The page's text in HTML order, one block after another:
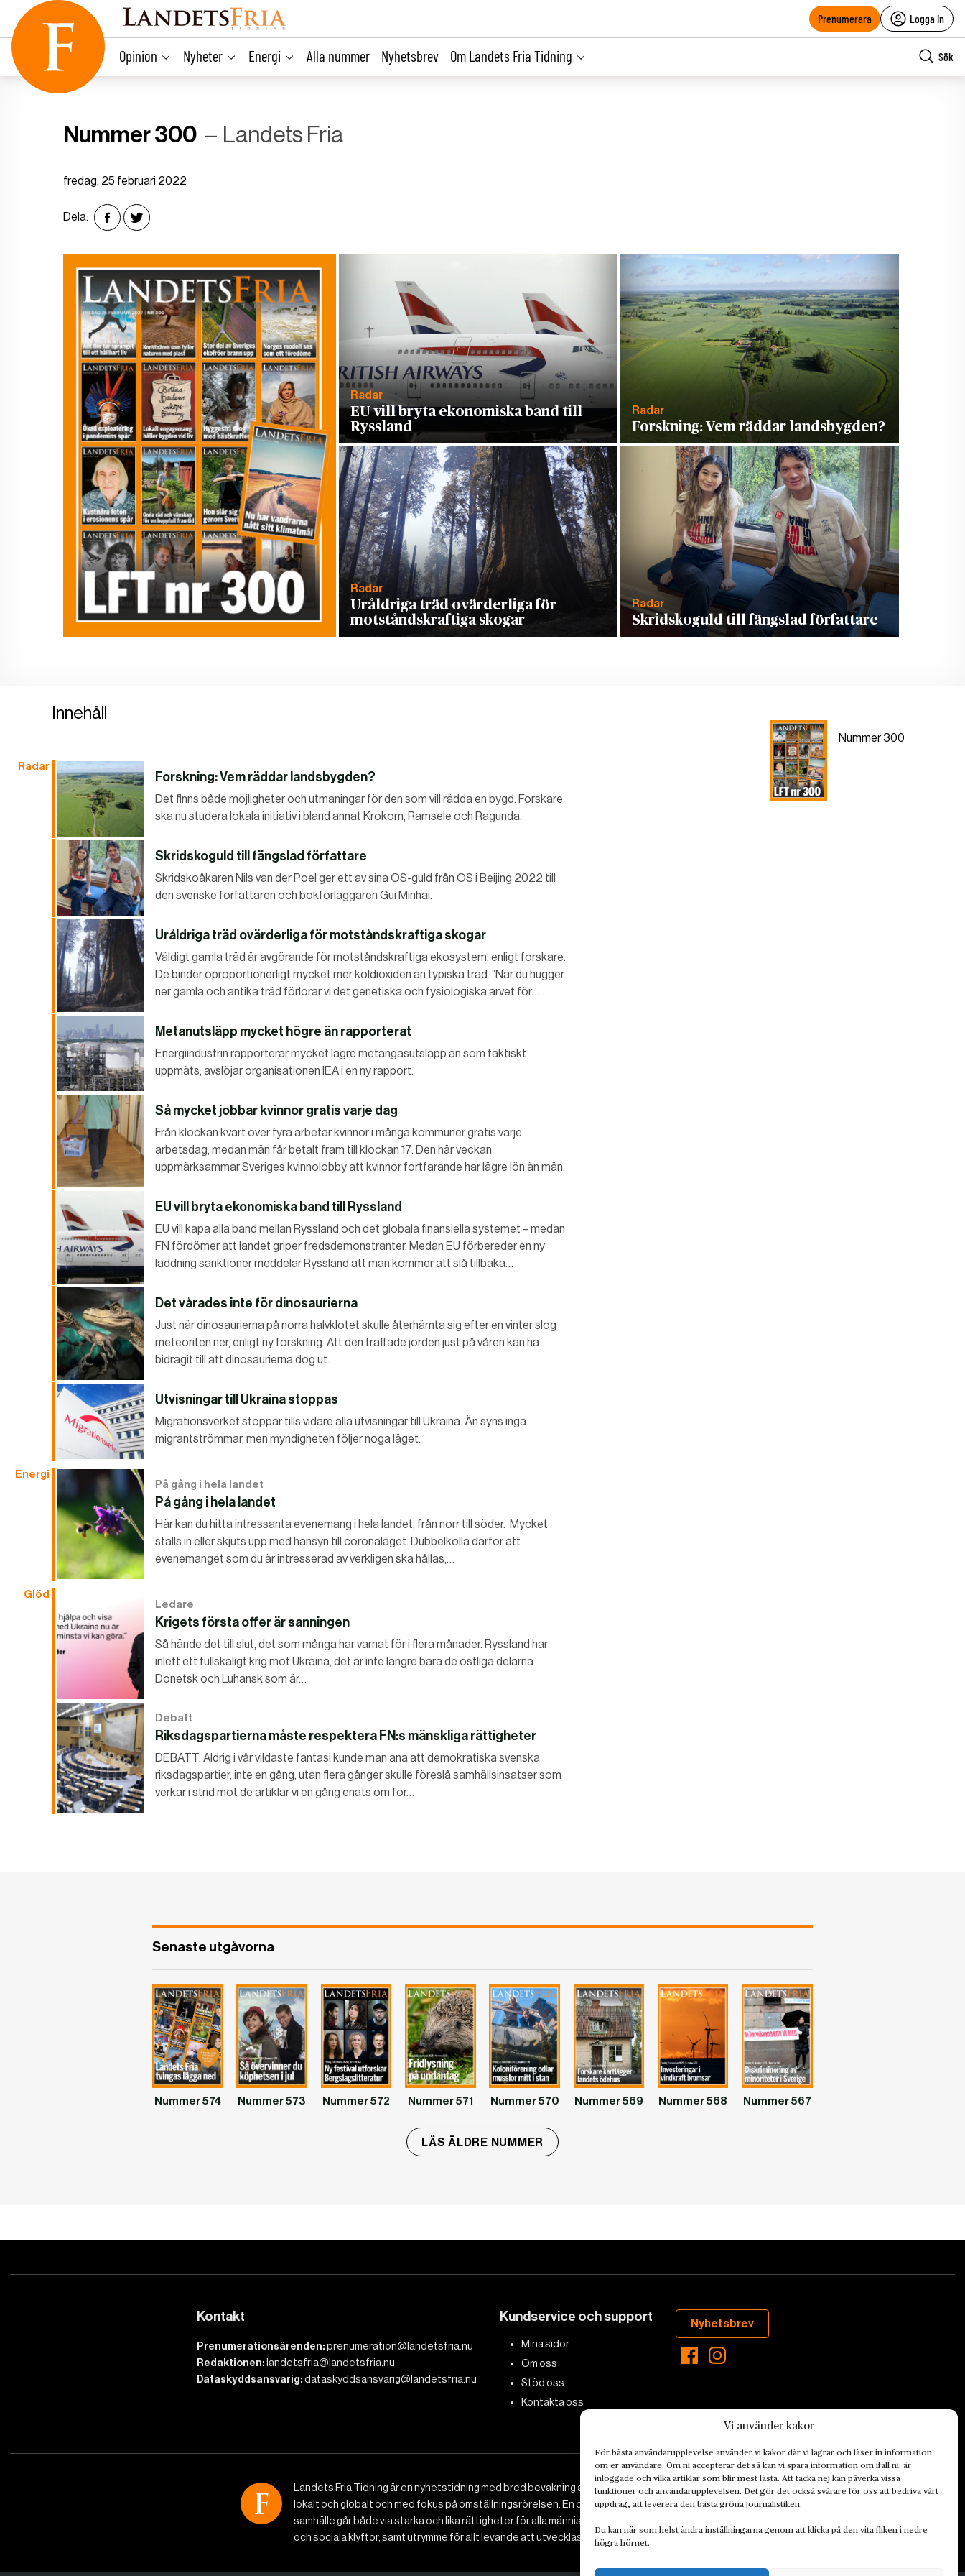
Vi använder kakor
För bästa användarupplevelse använder vi kakor där vi lagrar och läser in information
om er användare. Om ni accepterar det så kan vi spara information om ifall ni är
inloggade och vilka artiklar som blir mest lästa. Att tacka nej kan påverka vissa
funktioner och användarupplevelsen. Det gör det också svårare för oss att bedriva vårt
uppdrag, att leverera den bästa gröna journalistiken.
Du kan när som helst ändra inställningarna genom att klicka på den vita fliken i nedre
högra hörnet.
content
Prenumerera Logga in
Opinion Nyheter Energi Alla nummer Nyhetsbrev Om Landets Fria Tidning Sök
Nummer 300 Landets Fria
fredag, 25 februari 2022
Dela:
Radar
EU vill bryta ekonomiska band till
Ryssland
Radar
Forskning: Vem räddar landsbygden?
Radar
Uråldriga träd ovärderliga för
motståndskraftiga skogar
Radar
Skridskoguld till fängslad författare
Nummer 300
Innehåll
Radar
Forskning: Vem räddar landsbygden?
Det finns både möjligheter och utmaningar för den som vill rädda en bygd. Forskare
ska nu studera lokala initiativ i bland annat Krokom, Ramsele och Ragunda.
Skridskoguld till fängslad författare
Skridskoåkaren Nils van der Poel ger ett av sina OS-guld från OS i Beijing 2022 till
den svenske författaren och bokförläggaren Gui Minhai.
Uråldriga träd ovärderliga för motståndskraftiga skogar
Väldigt gamla träd är avgörande för motståndskraftiga ekosystem, enligt forskare.
De binder oproportionerligt mycket mer koldioxiden än typiska träd. ”När du hugger
ner gamla och antika träd förlorar vi det genetiska och fysiologiska arvet för…
Metanutsläpp mycket högre än rapporterat
Energiindustrin rapporterar mycket lägre metangasutsläpp än som faktiskt
uppmäts, avslöjar organisationen IEA i en ny rapport.
Så mycket jobbar kvinnor gratis varje dag
Från klockan kvart över fyra arbetar kvinnor i många kommuner gratis varje
arbetsdag, medan män får betalt fram till klockan 17. Den här veckan
uppmärksammar Sveriges kvinnolobby att kvinnor fortfarande har lägre lön än män.
EU vill bryta ekonomiska band till Ryssland
EU vill kapa alla band mellan Ryssland och det globala finansiella systemet – medan
FN fördömer att landet griper fredsdemonstranter. Medan EU förbereder en ny
laddning sanktioner meddelar Ryssland att man kommer att slå tillbaka…
Det vårades inte för dinosaurierna
Just när dinosaurierna på norra halvklotet skulle återhämta sig efter en vinter slog
meteoriten ner, enligt ny forskning. Att den träffade jorden just på våren kan ha
bidragit till att dinosaurierna dog ut.
Utvisningar till Ukraina stoppas
Migrationsverket stoppar tills vidare alla utvisningar till Ukraina. Än syns inga
migrantströmmar, men myndigheten följer noga läget.
Energi
På gång i hela landet
På gång i hela landet
Här kan du hitta intressanta evenemang i hela landet, från norr till söder. Mycket
ställs in eller skjuts upp med hänsyn till coronaläget. Dubbelkolla därför att
evenemanget som du är intresserad av verkligen ska hållas,…
Glöd
Ledare
Krigets första offer är sanningen
Så hände det till slut, det som många har varnat för i flera månader. Ryssland har
inlett ett fullskaligt krig mot Ukraina, det är inte längre bara de östliga delarna
Donetsk och Luhansk som är…
Debatt
Riksdagspartierna måste respektera FN:s mänskliga rättigheter
DEBATT. Aldrig i vår vildaste fantasi kunde man ana att demokratiska svenska
riksdagspartier, inte en gång, utan flera gånger skulle föreslå samhällsinsatser som
verkar i strid mot de artiklar vi en gång enats om för…
Senaste utgåvorna
Nummer 574 Nummer 573 Nummer 572 Nummer 571 Nummer 570 Nummer 569 Nummer 568 Nummer 567
LÄS ÄLDRE NUMMER
Kontakt
Prenumerationsärenden:prenumeration@landetsfria.nu
Redaktionen: landetsfria@landetsfria.nu
Dataskyddsansvarig:dataskyddsansvarig@landetsfria.nu
Kundservice och support
Mina sidor
Om oss
Stöd oss
Kontakta oss
Nyhetsbrev
Landets Fria Tidning är en nyhetstidning med bred bevakning av det viktigaste som händer
lokalt och globalt och med fokus på omställningsrörelsen. En omställning till ett hållbart
samhälle går både via starka och lika rättigheter för alla människor, minskade ekonomiska
och sociala klyftor, samt utrymme för allt levande att utvecklas och frodas.